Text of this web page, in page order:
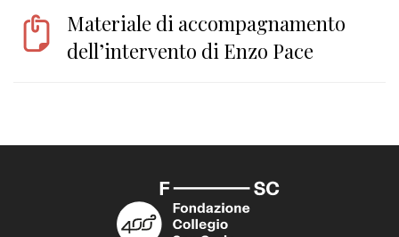
Materiale di accompagnamento
dell’intervento di Enzo Pace